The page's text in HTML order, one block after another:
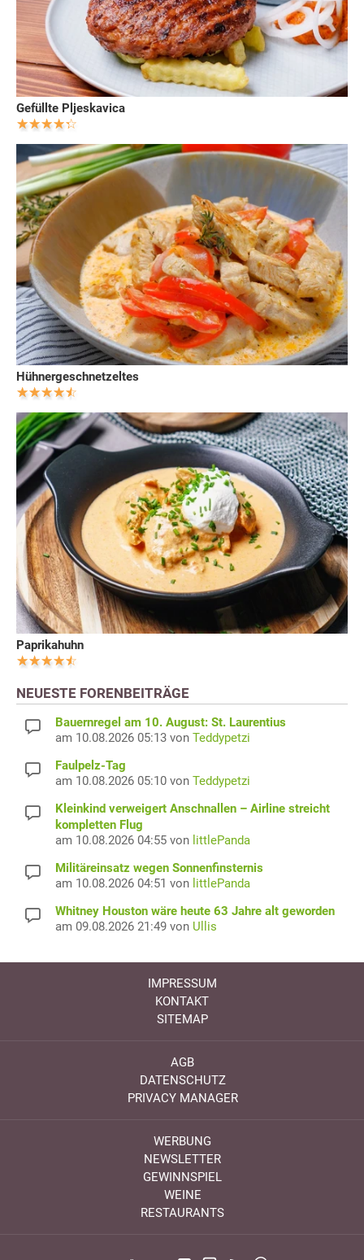
Gefüllte Pljeskavica
Hühnergeschnetzeltes
Paprikahuhn
NEUESTE FORENBEITRÄGE
Bauernregel am 10. August: St. Laurentius
am 10.08.2026 05:13 von Teddypetzi
Faulpelz-Tag
am 10.08.2026 05:10 von Teddypetzi
Kleinkind verweigert Anschnallen – Airline streicht
kompletten Flug
am 10.08.2026 04:55 von littlePanda
Militäreinsatz wegen Sonnenfinsternis
am 10.08.2026 04:51 von littlePanda
Whitney Houston wäre heute 63 Jahre alt geworden
am 09.08.2026 21:49 von Ullis
IMPRESSUM
KONTAKT
SITEMAP
AGB
DATENSCHUTZ
PRIVACY MANAGER
WERBUNG
NEWSLETTER
GEWINNSPIEL
WEINE
RESTAURANTS